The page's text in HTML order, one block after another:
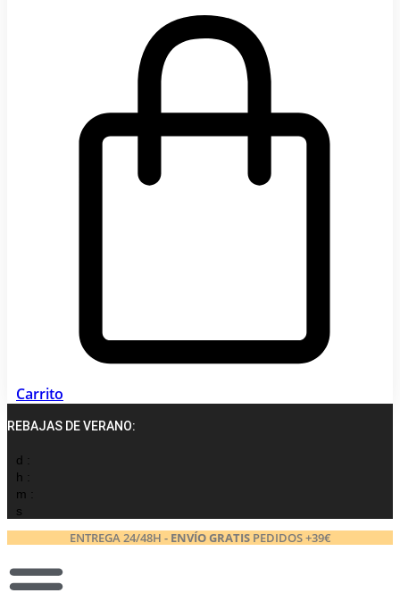
Carrito
REBAJAS DE VERANO:
d :
h :
m :
s
ENTREGA 24/48H - ENVÍO GRATISPEDIDOS +39€